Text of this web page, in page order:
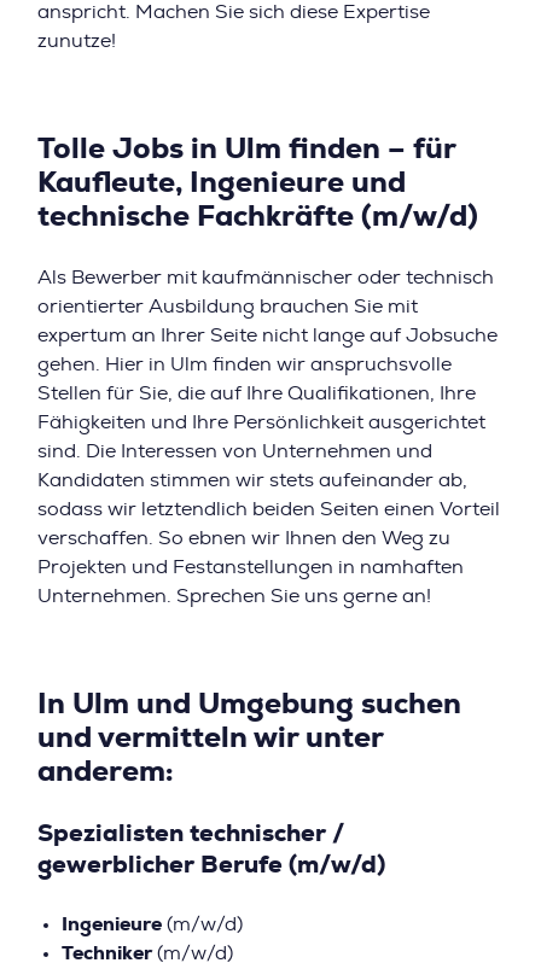
anspricht. Machen Sie sich diese Expertise
zunutze!
Tolle Jobs in Ulm finden – für
Kaufleute, Ingenieure und
technische Fachkräfte (m/w/d)
Als Bewerber mit kaufmännischer oder technisch
orientierter Ausbildung brauchen Sie mit
expertum an Ihrer Seite nicht lange auf Jobsuche
gehen. Hier in Ulm finden wir anspruchsvolle
Stellen für Sie, die auf Ihre Qualifikationen, Ihre
Fähigkeiten und Ihre Persönlichkeit ausgerichtet
sind. Die Interessen von Unternehmen und
Kandidaten stimmen wir stets aufeinander ab,
sodass wir letztendlich beiden Seiten einen Vorteil
verschaffen. So ebnen wir Ihnen den Weg zu
Projekten und Festanstellungen in namhaften
Unternehmen. Sprechen Sie uns gerne an!
In Ulm und Umgebung suchen
und vermitteln wir unter
anderem:
Spezialisten technischer /
gewerblicher Berufe (m/w/d)
Ingenieure (m/w/d)
Techniker(m/w/d)